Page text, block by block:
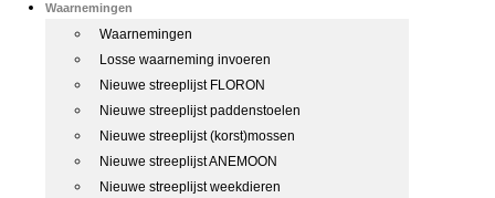
Waarnemingen
Waarnemingen
Losse waarneming invoeren
Nieuwe streeplijst FLORON
Nieuwe streeplijst paddenstoelen
Nieuwe streeplijst (korst)mossen
Nieuwe streeplijst ANEMOON
Nieuwe streeplijst weekdieren